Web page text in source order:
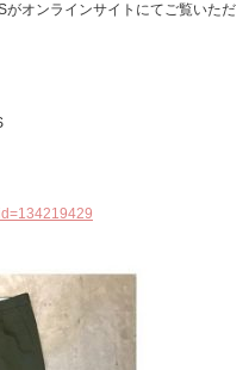
オンラインサイトにてご覧いただ